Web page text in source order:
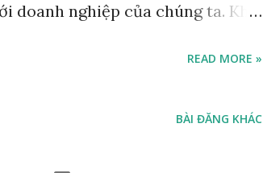
doanh nghiệp của chúng ta. Khi
thiết. Điều này giúp loại bỏ
READ MORE »
BÀI ĐĂNG KHÁC